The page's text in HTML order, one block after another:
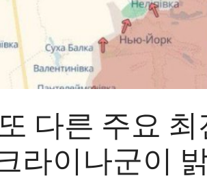
다른 주요
라이나군이